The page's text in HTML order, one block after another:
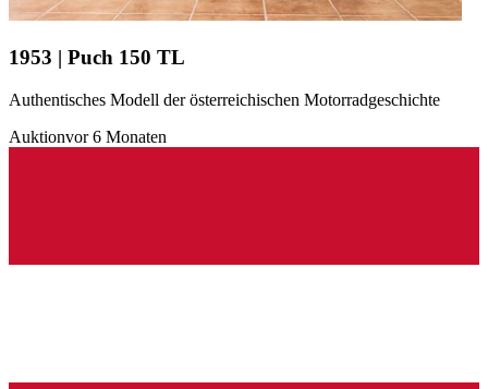
1953 | Puch 150 TL
Authentisches Modell der österreichischen Motorradgeschichte
Auktionvor 6 Monaten